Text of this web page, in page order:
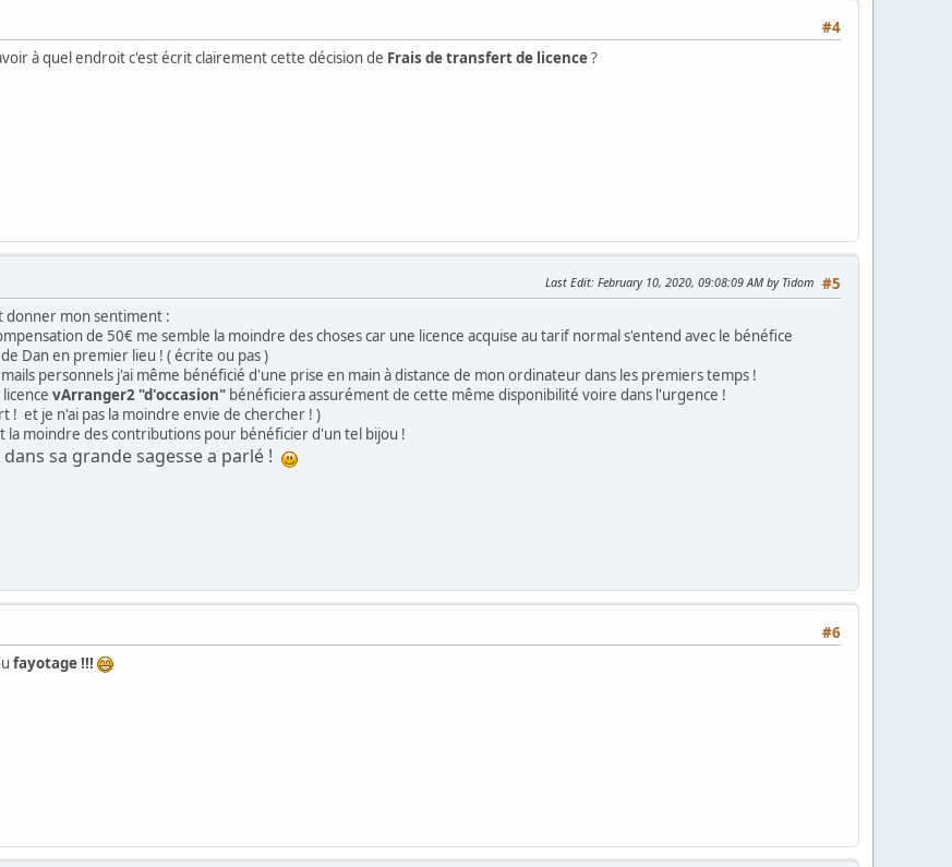
#4
à quel endroit c'est écrit clairement cette décision de Frais de transfert de licence?
#5
Last Edit: February 10, 2020, 09:08:09 AM by Tidom
donner mon sentiment :
de 50€ me semble la moindre des choses car une licence acquise au tarif normal s'entend avec le bénéfice
Dan en premier lieu ! ( écrite ou pas )
personnels j'ai même bénéficié d'une prise en main à distance de mon ordinateur dans les premiers temps !
vArranger2 "d'occasion" bénéficiera assurément de cette même disponibilité voire dans l'urgence !
! et je n'ai pas la moindre envie de chercher ! )
la moindre des contributions pour bénéficier d'un tel bijou !
sa grande sagesse a parlé !
#6
fayotage !!!